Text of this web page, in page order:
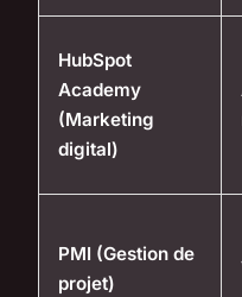
HubSpot
Academy
(Marketing
digital)
PMI (Gestion de
projet)